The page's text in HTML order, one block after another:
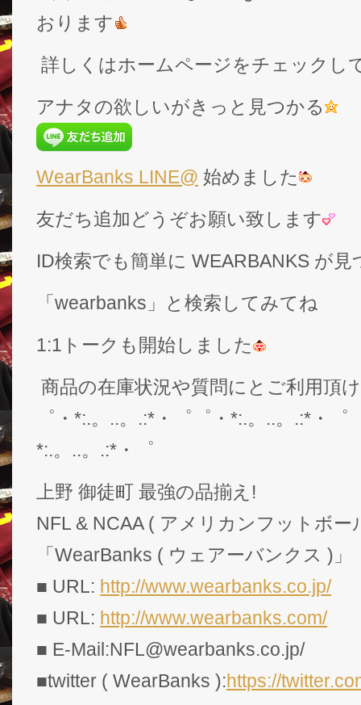
おります
詳しくはホームページをチェックし
アナタの欲しいがきっと見つかる
WearBanks LINE@ 始めました
友だち追加どうぞお願い致します
ID検索でも簡単に WEARBANKS が
「wearbanks」と検索してみてね
1:1トークも開始しました
商品の在庫状況や質問にとご利用頂
゜・*:.。..。.:*・゜゜・*:.。..。.:*・
*:.。..。.:*・゜
上野 御徒町 最強の品揃え!
NFL & NCAA ( アメリカンフットボー
「WearBanks ( ウェアーバンクス )」
■ URL: http://www.wearbanks.co.jp/
■ URL: http://www.wearbanks.com/
■ E-Mail:NFL@wearbanks.co.jp/
■twitter ( WearBanks ):https://